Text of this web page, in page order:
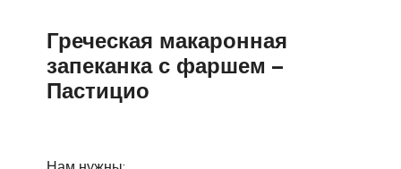
Греческая макаронная
запеканка с фаршем –
Пастицио